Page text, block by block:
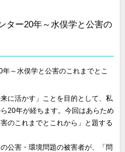
ター20年～水俣学と公害の
～水俣学と公害のこれまでとこ
に活かす」ことを⽬的として、私
20年が経ちます。今回はあらため
のこれまでとこれから」と題する
公害・環境問題の被害者が、「問